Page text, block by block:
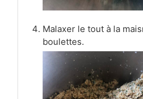
Malaxer le tout à la
boulettes.